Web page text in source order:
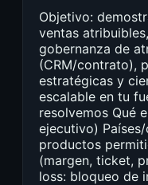
Objetivo:
ventas
gobernanza de
(CRM/contrato),
estratégicas y
escalable en tu
resolvemos Qué
ejecutivo)
productos
(margen, ticket,
loss: bloqueo de